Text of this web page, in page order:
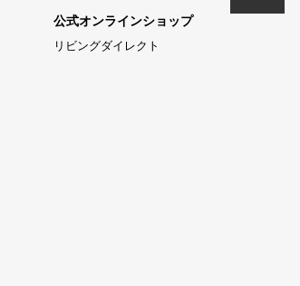
公式オンラインショップ
リビングダイレクト